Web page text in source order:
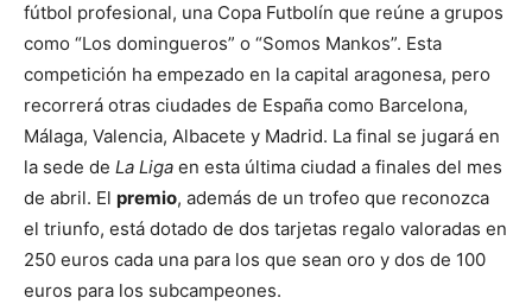
fútbol profesional, una Copa Futbolín que reúne a grupos
como “Los domingueros” o “Somos Mankos”. Esta
competición ha empezado en la capital aragonesa, pero
recorrerá otras ciudades de España como Barcelona,
Málaga, Valencia, Albacete y Madrid. La final se jugará en
la sede de La Liga en esta última ciudad a finales del mes
de abril. El premio, además de un trofeo que reconozca
el triunfo, está dotado de dos tarjetas regalo valoradas en
250 euros cada una para los que sean oro y dos de 100
euros para los subcampeones.